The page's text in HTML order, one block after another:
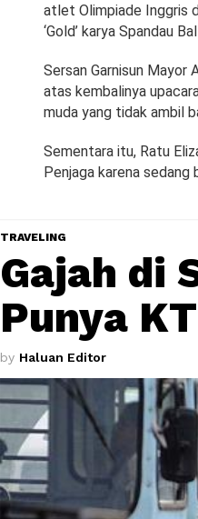
atlet Olimpiade Inggris
‘Gold’ karya Spandau
Sersan Garnisun Mayor
atas kembalinya
muda yang tidak ambil
Sementara itu, Ratu
Penjaga karena sedang
TRAVELING
Gajah di
Punya
by Haluan Editor